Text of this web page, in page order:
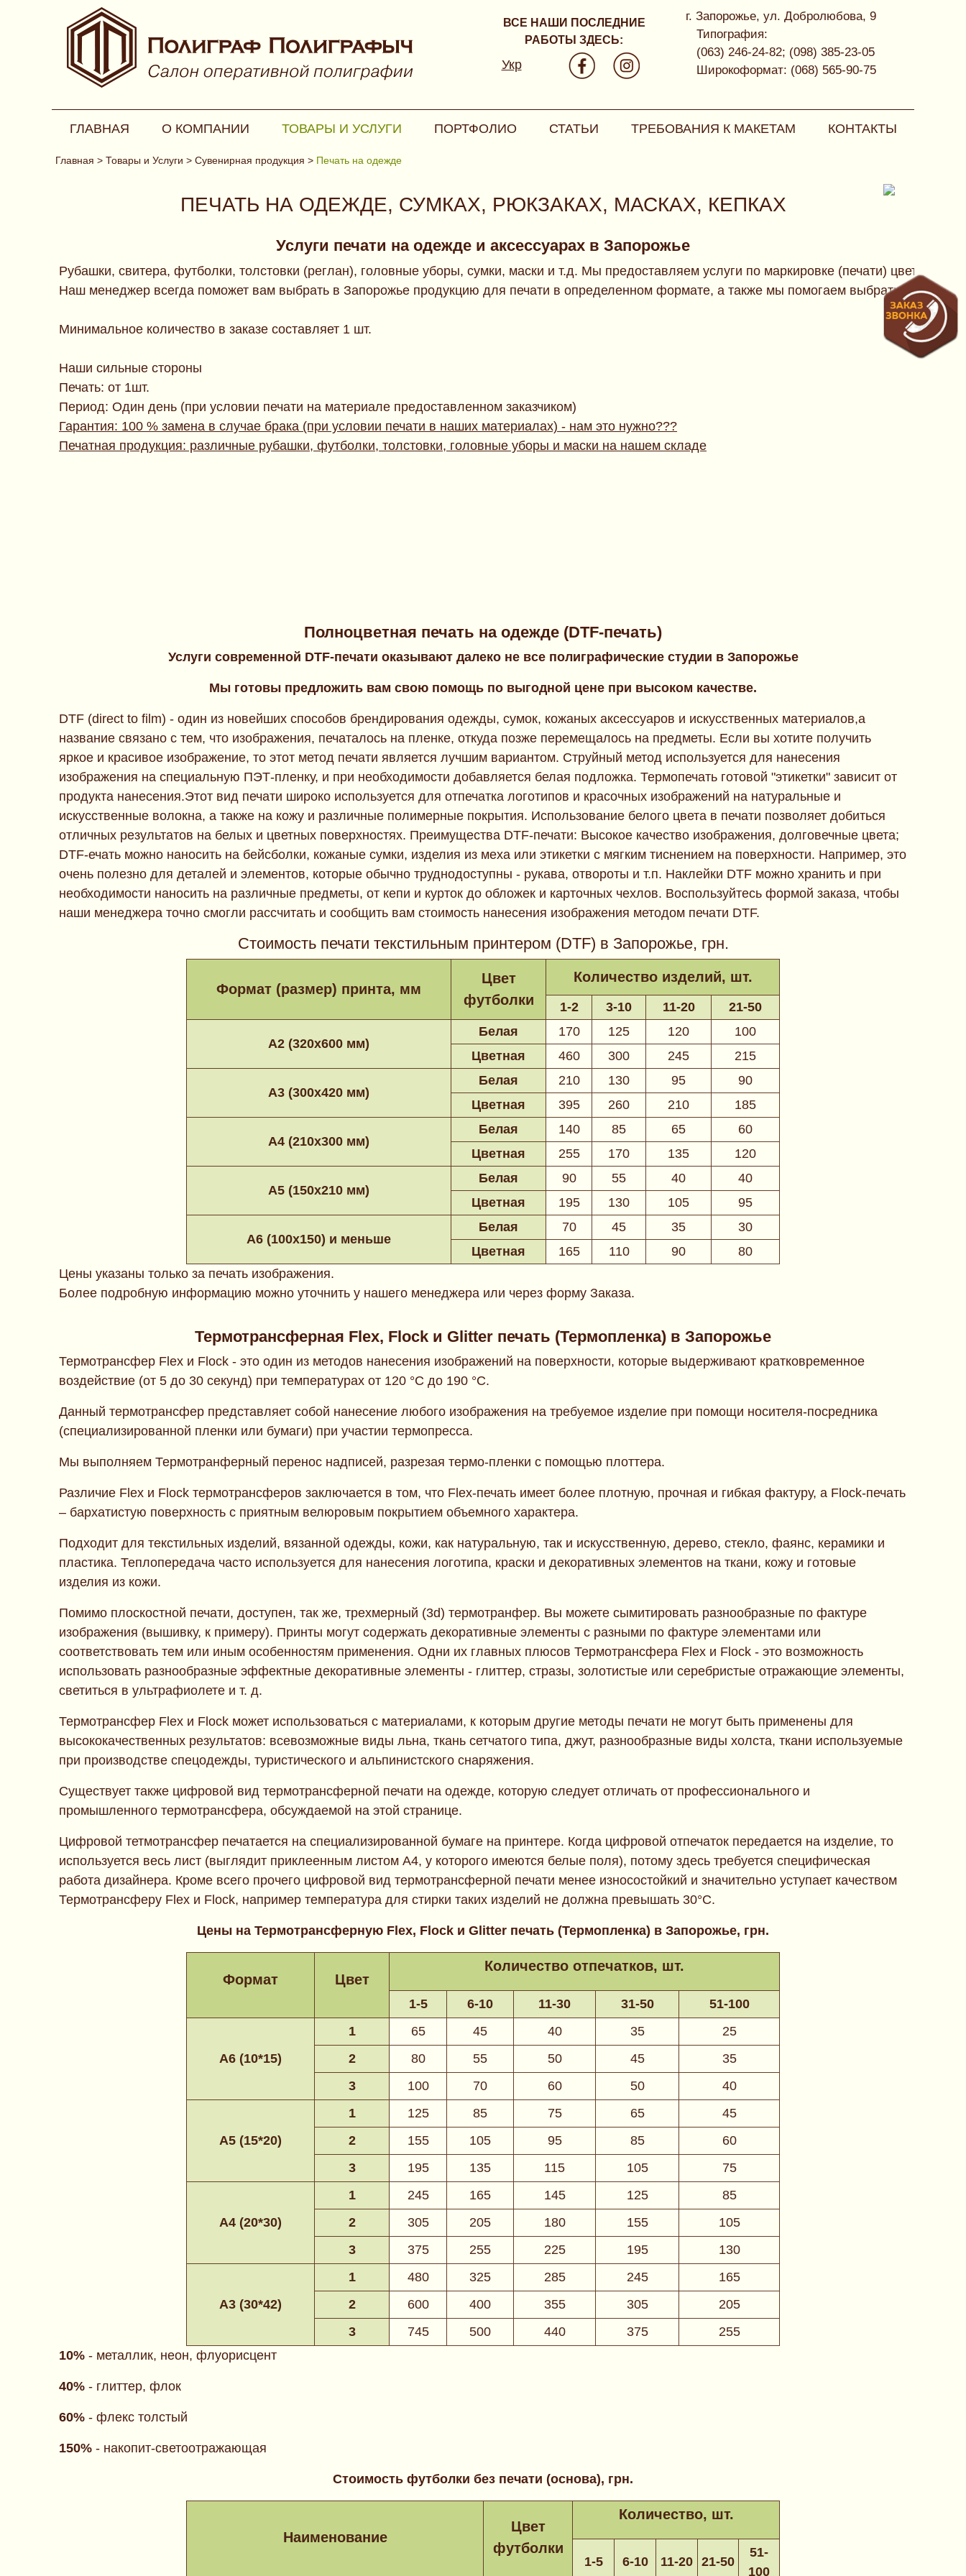
ВСЕ НАШИ ПОСЛЕДНИЕ
РАБОТЫ ЗДЕСЬ:
Укр
г. Запорожье, ул. Добролюбова, 9
Типография:
(063) 246-24-82; (098) 385-23-05
Широкоформат: (068) 565-90-75
ГЛАВНАЯ О КОМПАНИИ ТОВАРЫ И УСЛУГИ ПОРТФОЛИО СТАТЬИ ТРЕБОВАНИЯ К МАКЕТАМ КОНТАКТЫ
Главная > Товары и Услуги > Сувенирная продукция > Печать на одежде
ПЕЧАТЬ НА ОДЕЖДЕ, СУМКАХ, РЮКЗАКАХ, МАСКАХ, КЕПКАХ
Услуги печати на одежде и аксессуарах в Запорожье
Рубашки, свитера, футболки, толстовки (реглан), головные уборы, сумки, маски и т.д. Мы предоставляем услуги по маркировке (печати) цветными
Наш менеджер всегда поможет вам выбрать в Запорожье продукцию для печати в определенном формате, а также мы помогаем выбрать метод,
Минимальное количество в заказе составляет 1 шт.
Наши сильные стороны
Печать: от 1шт.
Период: Один день (при условии печати на материале предоставленном заказчиком)
Гарантия: 100 % замена в случае брака (при условии печати в наших материалах) - нам это нужно???
Печатная продукция: различные рубашки, футболки, толстовки, головные уборы и маски на нашем складе
Полноцветная печать на одежде (DTF-печать)
Услуги современной DTF-печати оказывают далеко не все полиграфические студии в Запорожье
Мы готовы предложить вам свою помощь по выгодной цене при высоком качестве.
DTF (direct to film) - один из новейших способов брендирования одежды, сумок, кожаных аксессуаров и искусственных материалов,а
название связано с тем, что изображения, печаталось на пленке, откуда позже перемещалось на предметы. Если вы хотите получить
яркое и красивое изображение, то этот метод печати является лучшим вариантом. Струйный метод используется для нанесения
изображения на специальную ПЭТ-пленку, и при необходимости добавляется белая подложка. Термопечать готовой "этикетки" зависит от
продукта нанесения.Этот вид печати широко используется для отпечатка логотипов и красочных изображений на натуральные и
искусственные волокна, а также на кожу и различные полимерные покрытия. Использование белого цвета в печати позволяет добиться
отличных результатов на белых и цветных поверхностях. Преимущества DTF-печати: Высокое качество изображения, долговечные цвета;
DTF-ечать можно наносить на бейсболки, кожаные сумки, изделия из меха или этикетки с мягким тиснением на поверхности. Например, это
очень полезно для деталей и элементов, которые обычно труднодоступны - рукава, отвороты и т.п. Наклейки DTF можно хранить и при
необходимости наносить на различные предметы, от кепи и курток до обложек и карточных чехлов. Воспользуйтесь формой заказа, чтобы
наши менеджера точно смогли рассчитать и сообщить вам стоимость нанесения изображения методом печати DTF.
Стоимость печати текстильным принтером (DTF) в Запорожье, грн.
Формат (размер) принта, мм
Цвет
футболки
Количество изделий, шт.
1-2 3-10 11-20 21-50
A2 (320х600 мм)
Белая 170 125 120
100
Цветная
460 300 245 215
А3 (300х420 мм)
Белая 210 130 95
90
Цветная
395 260 210 185
А4 (210х300 мм)
Белая 140 85 65
60
Цветная
255 170 135 120
А5 (150х210 мм)
Белая 90 55 40
40
Цветная
195 130 105 95
А6 (100х150) и меньше
Белая 70 45 35
30
Цветная
165 110 90
80
Цены указаны только за печать изображения.
Более подробную информацию можно уточнить у нашего менеджера или через форму Заказа.
Термотрансферная Flex, Flock и Glitter печать (Термопленка) в Запорожье
Термотрансфер Flex и Flock - это один из методов нанесения изображений на поверхности, которые выдерживают кратковременное
воздействие (от 5 до 30 секунд) при температурах от 120 °C до 190 °C.
Данный термотрансфер представляет собой нанесение любого изображения на требуемое изделие при помощи носителя-посредника
(специализированной пленки или бумаги) при участии термопресса.
Мы выполняем Термотранферный перенос надписей, разрезая термо-пленки с помощью плоттера.
Различие Flex и Flock термотрансферов заключается в том, что Flex-печать имеет более плотную, прочная и гибкая фактуру, а Flock-печать
– бархатистую поверхность с приятным велюровым покрытием объемного характера.
Подходит для текстильных изделий, вязанной одежды, кожи, как натуральную, так и искусственную, дерево, стекло, фаянс, керамики и
пластика. Теплопередача часто используется для нанесения логотипа, краски и декоративных элементов на ткани, кожу и готовые
изделия из кожи.
Помимо плоскостной печати, доступен, так же, трехмерный (3d) термотранфер. Вы можете сымитировать разнообразные по фактуре
изображения (вышивку, к примеру). Принты могут содержать декоративные элементы с разными по фактуре элементами или
соответствовать тем или иным особенностям применения. Одни их главных плюсов Термотрансфера Flex и Flock - это возможноcть
использовать разнообразные эффектные декоративные элементы - глиттер, стразы, золотистые или серебристые отражающие элементы,
светиться в ультрафиолете и т. д.
Термотрансфер Flex и Flock может использоваться с материалами, к которым другие методы печати не могут быть применены для
высококачественных результатов: всевозможные виды льна, ткань сетчатого типа, джут, разнообразные виды холста, ткани используемые
при производстве спецодежды, туристического и альпинистского снаряжения.
Существует также цифровой вид термотрансферной печати на одежде, которую следует отличать от профессионального и
промышленного термотрансфера, обсуждаемой на этой странице.
Цифровой тетмотрансфер печатается на специализированной бумаге на принтере. Когда цифровой отпечаток передается на изделие, то
используется весь лист (выглядит приклеенным листом А4, у которого имеются белые поля), потому здесь требуется специфическая
работа дизайнера. Кроме всего прочего цифровой вид термотрансферной печати менее износостойкий и значительно уступает качеством
Термотрансферу Flex и Flock, например температура для стирки таких изделий не должна превышать 30°C.
Цены на Термотрансферную Flex, Flock и Glitter печать (Термопленка) в Запорожье, грн.
Формат Цвет
Количество отпечатков, шт.
1-5 6-10 11-30 31-50 51-100
А6 (10*15)
1 65 45 40 35
25
2
80 55 50 45
35
3
100 70 60 50 40
А5 (15*20)
1 125 85 75 65
45
2
155 105 95 85
60
3
195 135 115 105 75
А4 (20*30)
1 245 165 145 125
85
2
305 205 180 155
105
3
375 255 225 195 130
А3 (30*42)
1 480 325 285 245
165
2
600 400 355 305
205
3
745 500 440 375
255
10% - металлик, неон, флуорисцент
40% - глиттер, флок
60% - флекс толстый
150% - накопит-светоотражающая
Стоимость футболки без печати (основа), грн.
Наименование
Цвет
футболки
Количество, шт.
1-5 6-10 11-20 21-50
51-
100